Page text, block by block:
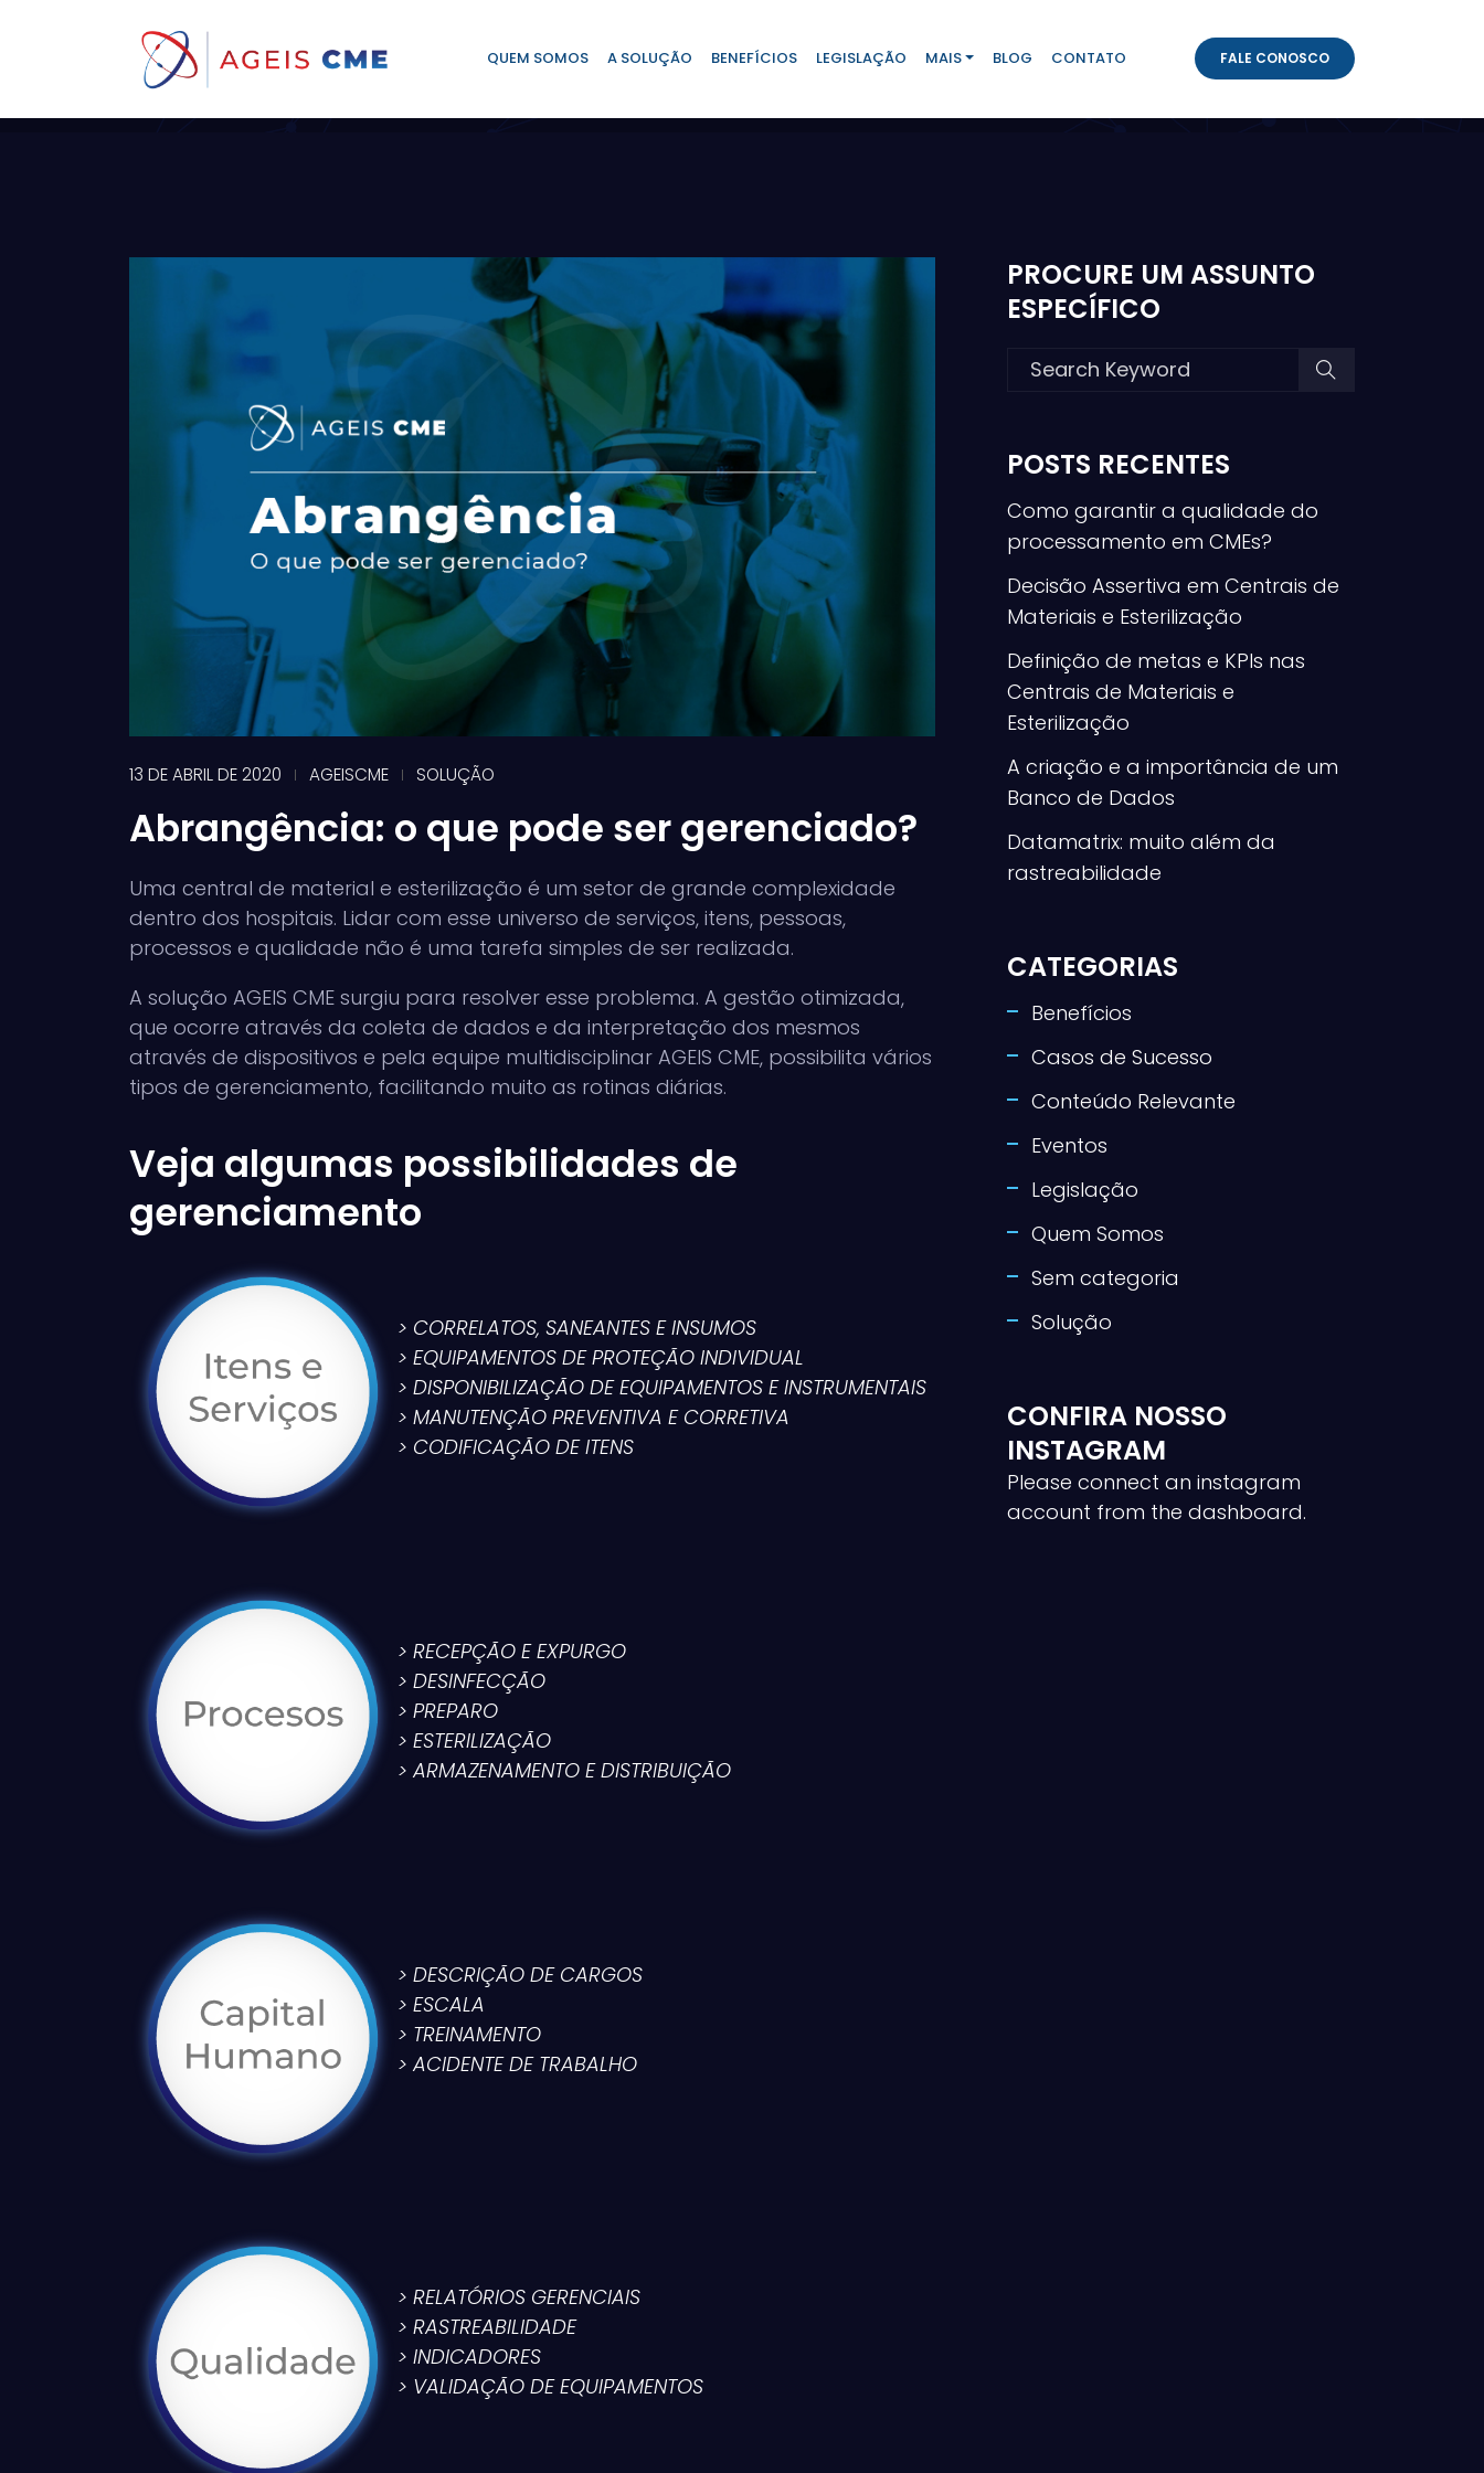
QUEM SOMOS A SOLUÇÃO BENEFÍCIOS LEGISLAÇÃO MAIS BLOG CONTATO FALE CONOSCO
13 DE ABRIL DE 2020 AGEISCME SOLUÇÃO
Abrangência: o que pode ser gerenciado?
Uma central de material e esterilização é um setor de grande complexidade
dentro dos hospitais. Lidar com esse universo de serviços, itens, pessoas,
processos e qualidade não é uma tarefa simples de ser realizada.
A solução AGEIS CME surgiu para resolver esse problema. A gestão otimizada,
que ocorre através da coleta de dados e da interpretação dos mesmos
através de dispositivos e pela equipe multidisciplinar AGEIS CME, possibilita vários
tipos de gerenciamento, facilitando muito as rotinas diárias.
Veja algumas possibilidades de
gerenciamento
> CORRELATOS, SANEANTES E INSUMOS
> EQUIPAMENTOS DE PROTEÇÃO INDIVIDUAL
> DISPONIBILIZAÇÃO DE EQUIPAMENTOS E INSTRUMENTAIS
> MANUTENÇÃO PREVENTIVA E CORRETIVA
> CODIFICAÇÃO DE ITENS
> RECEPÇÃO E EXPURGO
> DESINFECÇÃO
> PREPARO
> ESTERILIZAÇÃO
> ARMAZENAMENTO E DISTRIBUIÇÃO
> DESCRIÇÃO DE CARGOS
> ESCALA
> TREINAMENTO
> ACIDENTE DE TRABALHO
> RELATÓRIOS GERENCIAIS
> RASTREABILIDADE
> INDICADORES
> VALIDAÇÃO DE EQUIPAMENTOS
PROCURE UM ASSUNTO
ESPECÍFICO
POSTS RECENTES
Como garantir a qualidade do
processamento em CMEs?
Decisão Assertiva em Centrais de
Materiais e Esterilização
Definição de metas e KPIs nas
Centrais de Materiais e
Esterilização
A criação e a importância de um
Banco de Dados
Datamatrix: muito além da
rastreabilidade
CATEGORIAS
Benefícios
Casos de Sucesso
Conteúdo Relevante
Eventos
Legislação
Quem Somos
Sem categoria
Solução
CONFIRA NOSSO
INSTAGRAM
Please connect an instagram
account from the dashboard.